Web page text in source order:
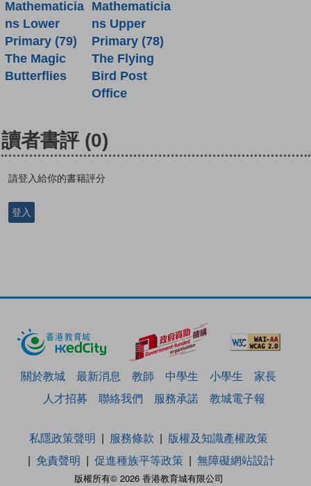
Mathematicia
ns Lower
Primary (79)
The Magic
Butterflies
Mathematicia
ns Upper
Primary (78)
The Flying
Bird Post
Office
讀者書評 (0)
請登入給你的書籍評分
登入
關於教城 最新消息 教師 中學生 小學生
家長
人才招募
聯絡我們 服務承諾 教城電子報
版權所有© 2026 香港教育城有限公司
私隱政策聲明 服務條款
版權及知識產權政策
免責聲明
促進種族平等政策 無障礙網站設計